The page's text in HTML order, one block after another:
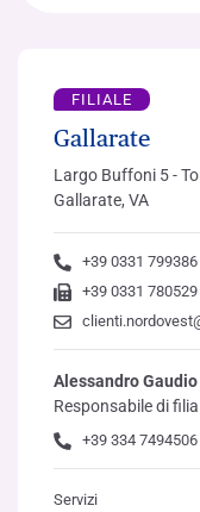
FILIALE
Gallarate
Largo Buffoni 5 -
Gallarate, VA
+39 0331 799386
+39 0331 780529
Alessandro Gaudio
Responsabile di
+39 334 7494506
Servizi